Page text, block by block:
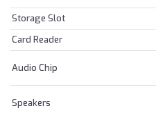
Storage Slot
Card Reader
Audio Chip
Speakers